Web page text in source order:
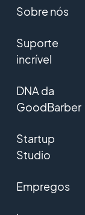
Sobre nós
Suporte
incrível
DNA da
GoodBarber
Startup
Studio
Empregos